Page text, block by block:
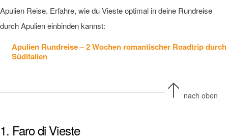
Apulien Reise. Erfahre, wie du Vieste optimal in deine Rundreise
durch Apulien einbinden kannst:
Apulien Rundreise – 2 Wochen romantischer Roadtrip durch
Süditalien
nach oben
1. Faro di Vieste